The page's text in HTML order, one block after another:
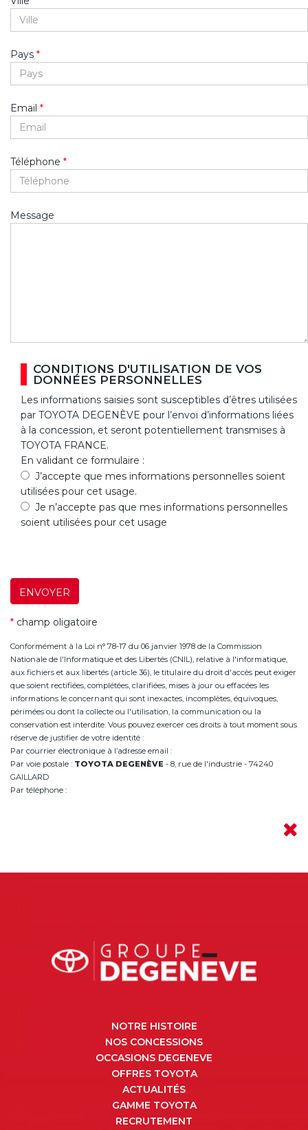
Pays *
Email *
Téléphone *
Message
CONDITIONS D'UTILISATION DE VOS
DONNÉES PERSONNELLES
Les informations saisies sont susceptibles d’êtres utilisées
par TOYOTA DEGENÈVE pour l’envoi d’informations liées
à la concession, et seront potentiellement transmises à
TOYOTA FRANCE.
En validant ce formulaire :
J’accepte que mes informations personnelles soient
utilisées pour cet usage.
Je n’accepte pas que mes informations personnelles
soient utilisées pour cet usage
ENVOYER
* champ oligatoire
Conformément à la Loi n° 78-17 du 06 janvier 1978 de la Commission
Nationale de l'Informatique et des Libertés (CNIL), relative à l'informatique,
aux fichiers et aux libertés (article 36), le titulaire du droit d'accès peut exiger
que soient rectifiées, complétées, clarifiées, mises à jour ou effacées les
informations le concernant qui sont inexactes, incomplètes, équivoques,
périmées ou dont la collecte ou l'utilisation, la communication ou la
conservation est interdite. Vous pouvez exercer ces droits à tout moment sous
réserve de justifier de votre identité :
Par courrier électronique à l’adresse email :
Par voie postale : TOYOTA DEGENÈVE - 8, rue de l'industrie - 74240
GAILLARD
Par téléphone :
NOTRE HISTOIRE
NOS CONCESSIONS
OCCASIONS DEGENEVE
OFFRES TOYOTA
ACTUALITÉS
GAMME TOYOTA
RECRUTEMENT